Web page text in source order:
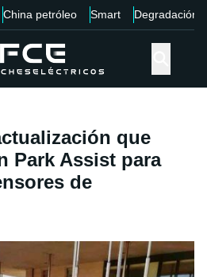
China petróleo Smart Degradación
que
Park Assist para
de